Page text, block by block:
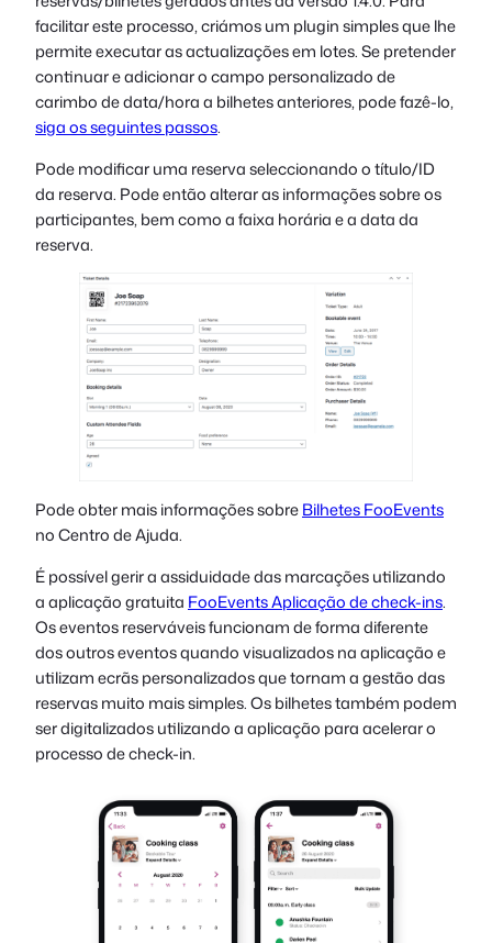
facilitar este processo, criámos um plugin simples que lhe
permite executar as actualizações em lotes. Se pretender
continuar e adicionar o campo personalizado de
carimbo de data/hora a bilhetes anteriores, pode fazê-lo,
siga os seguintes passos.
Pode modificar uma reserva seleccionando o título/ID
da reserva. Pode então alterar as informações sobre os
participantes, bem como a faixa horária e a data da
reserva.
Pode obter mais informações sobreBilhetes FooEvents
no Centro de Ajuda.
É possível gerir a assiduidade das marcações utilizando
a aplicação gratuita FooEvents Aplicação de check-ins.
Os eventos reserváveis funcionam de forma diferente
dos outros eventos quando visualizados na aplicação e
utilizam ecrãs personalizados que tornam a gestão das
reservas muito mais simples. Os bilhetes também podem
ser digitalizados utilizando a aplicação para acelerar o
processo de check-in.